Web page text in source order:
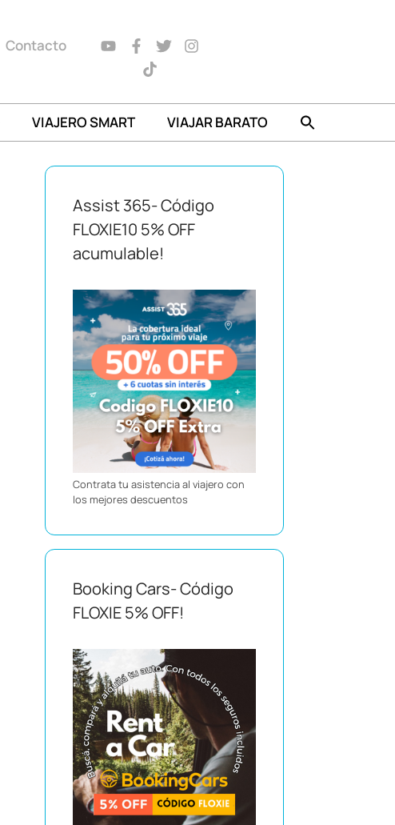
Contacto
VIAJERO SMART VIAJAR BARATO
Assist 365- Código
FLOXIE10 5% OFF
acumulable!
Contrata tu asistencia al viajero con
los mejores descuentos
Booking Cars- Código
FLOXIE 5% OFF!